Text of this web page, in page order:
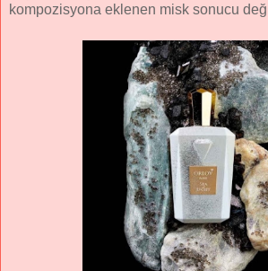
kompozisyona eklenen misk sonucu